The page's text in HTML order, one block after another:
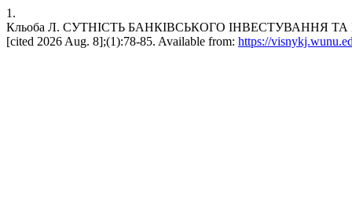
1.
Кльоба Л. СУТНІСТЬ БАНКІВСЬКОГО ІНВЕСТУВАННЯ ТА
[cited 2026 Aug. 8];(1):78-85. Available from: https://